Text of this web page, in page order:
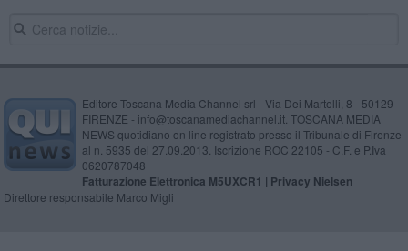
Editore Toscana Media Channel srl - Via Dei Martelli, 8 - 50129
FIRENZE - info@toscanamediachannel.it. TOSCANA MEDIA
NEWS quotidiano on line registrato presso il Tribunale di Firenze
al n. 5935 del 27.09.2013. Iscrizione ROC 22105 - C.F. e P.Iva
0620787048
Fatturazione Elettronica M5UXCR1 | Privacy Nielsen
Direttore responsabile Marco Migli